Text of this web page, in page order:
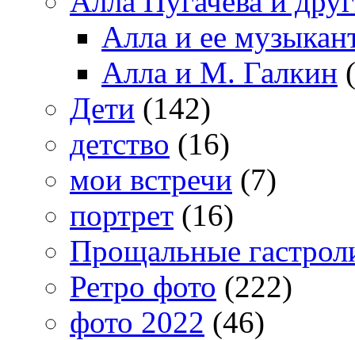
Алла и ее
Алла и М. Галкин
Дети (142)
детство (16)
мои встречи (7)
портрет (16)
Прощальные
Ретро фото (222)
фото 2022 (46)